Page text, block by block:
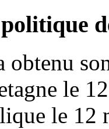
obtenu
le
le 12